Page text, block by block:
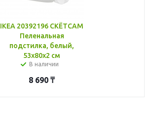
IKEA 20392196 СКЁТСАМ
Пеленальная
подстилка, белый,
53x80x2 см
В наличии
8 690 ₸